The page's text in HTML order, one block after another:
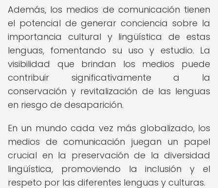
Además, los medios de comunicación tienen
el potencial de generar conciencia sobre la
importancia cultural y lingüística de estas
lenguas, fomentando su uso y estudio. La
visibilidad que brindan los medios puede
contribuir significativamente a la
conservación y revitalización de las lenguas
en riesgo de desaparición.
En un mundo cada vez más globalizado, los
medios de comunicación juegan un papel
crucial en la preservación de la diversidad
lingüística, promoviendo la inclusión y el
respeto por las diferentes lenguas y culturas.